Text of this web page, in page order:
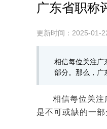
广东省职称
更新时间：2025-01-
相信每位关注广
部分。那么，广
相信每位关注
是不可或缺的一